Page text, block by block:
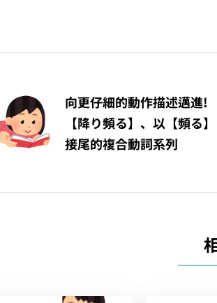
向更仔細的動作描述邁進!
【降り頻る】、以【頻る】
接尾的複合動詞系列